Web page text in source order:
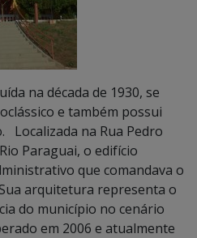
na década de 1930, se
e também possui
Localizada na Rua Pedro
Paraguai, o edifício
que comandava o
arquitetura representa o
do município no cenário
em 2006 e atualmente